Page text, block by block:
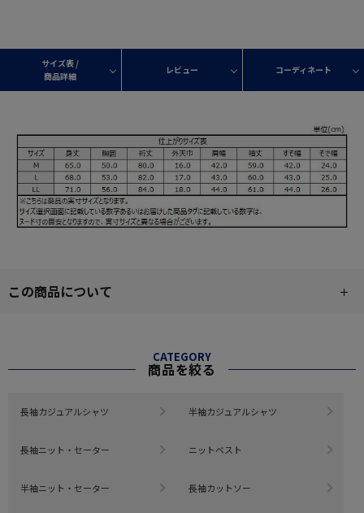
サイズ表 /
商品詳細
レビュー コーディネート
この商品について
CATEGORY
商品を絞る
長袖カジュアルシャツ 半袖カジュアルシャツ
長袖ニット・セーター ニットベスト
半袖ニット・セーター 長袖カットソー